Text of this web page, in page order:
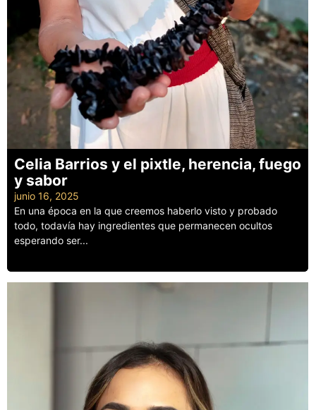
Celia Barrios y el pixtle, herencia, fuego
y sabor
junio 16, 2025
En una época en la que creemos haberlo visto y probado
todo, todavía hay ingredientes que permanecen ocultos
esperando ser...